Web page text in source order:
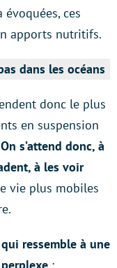
ces
apports nutritifs.
dans les océans
donc le plus
en suspension
On s’attend donc, à
à les voir
vie plus mobiles
ressemble à une